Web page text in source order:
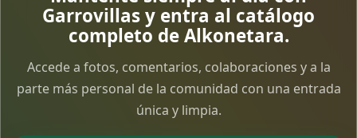
Garrovillas y entra al catálogo
completo de Alkonetara.
Accede a fotos, comentarios, colaboraciones y a la
parte más personal de la comunidad con una entrada
única y limpia.